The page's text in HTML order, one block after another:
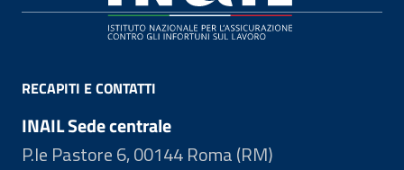
RECAPITI E CONTATTI
INAIL Sede centrale
P.le Pastore 6, 00144 Roma (RM)